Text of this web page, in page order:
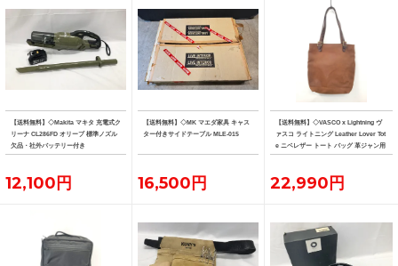
【送料無料】◇Makita マキタ 充電式ク
リーナ CL286FD オリーブ 標準ノズル
欠品・社外バッテリー付き
12,100円
【送料無料】◇MK マエダ家具 キャス
ター付きサイドテーブル MLE-015
16,500円
【送料無料】◇VASCO x Lightning ヴ
ァスコ ライトニング Leather Lover Tot
e ニベレザー トート バッグ 革ジャン用
トート
22,990円